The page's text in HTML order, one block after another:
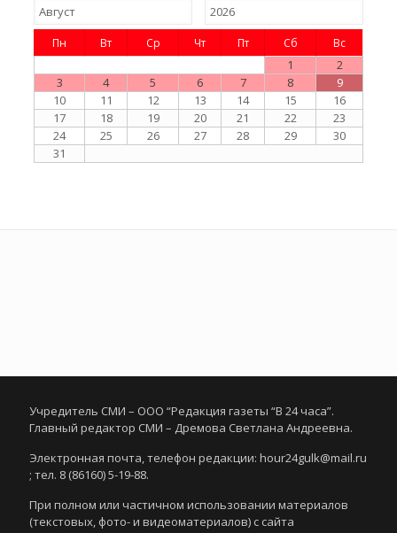
Пн Вт Ср Чт Пт Сб Вс
1
2
3
4 5 6 7 8
9
10
11 12 13 14 15
16
17
18 19 20 21 22
23
24
25 26 27 28 29
30
31
Учредитель СМИ – ООО “Редакция газеты “В 24 часа”.
Главный редактор СМИ – Дремова Светлана Андреевна.
Электронная почта, телефон редакции: hour24gulk@mail.ru
; тел. 8 (86160) 5-19-88.
При полном или частичном использовании материалов
(текстовых, фото- и видеоматериалов) с сайта